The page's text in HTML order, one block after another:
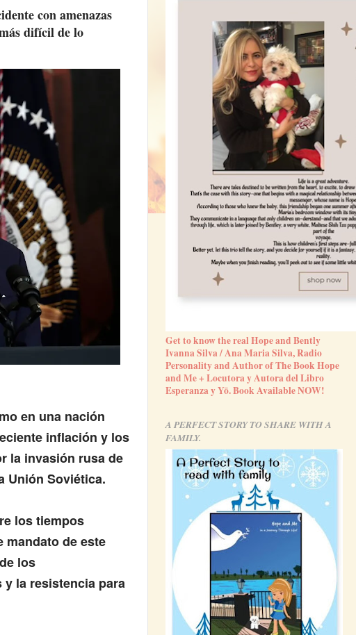
con amenazas
difícil de lo
en una nación
inflación y los
la invasión rusa de
Unión Soviética.
los tiempos
mandato de este
los
la resistencia para
Get to know the real Hope and Bently
Ivanna Silva / Ana Maria Silva, Radio
Personality and Author of The Book Hope
and Me + Locutora y Autora del Libro
Esperanza y Yō. Book Available NOW!
A PERFECT STORY TO SHARE WITH A
FAMILY.